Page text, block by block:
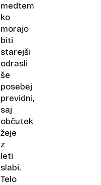
medtem
ko
morajo
biti
starejši
odrasli
še
posebej
previdni,
saj
občutek
žeje
z
leti
slabi.
Telo